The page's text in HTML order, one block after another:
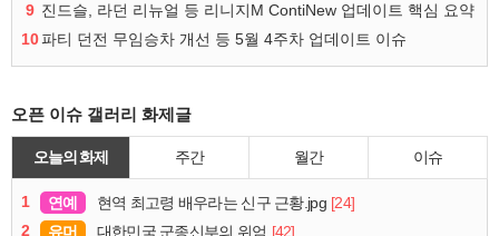
9 진드슬, 라던 리뉴얼 등 리니지M ContiNew 업데이트 핵심 요약
10파티 던전 무임승차 개선 등 5월 4주차 업데이트 이슈
오픈 이슈 갤러리 화제글
오늘의 화제 주간 월간 이슈
1 연예 현역 최고령 배우라는 신구 근황.jpg [24]
2
유머 대한민국 군종신부의 위엄 [42]